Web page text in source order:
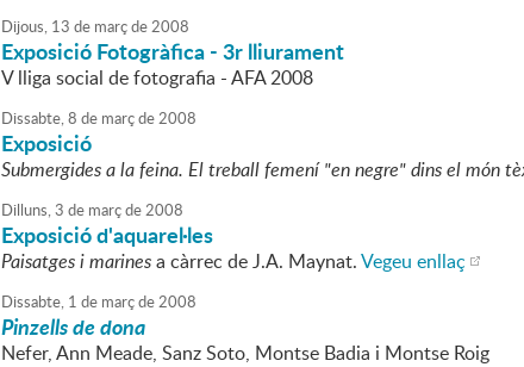
Dijous, 13 de marçde2008
Exposició Fotogràfica - 3r lliurament
V lliga social de fotografia - AFA 2008
Dissabte,8 de marçde2008
Exposició
Submergides a la feina. El treball femení "en negre" dins el món
Dilluns,3 de marçde2008
Exposició d'aquarel·les
Paisatges i marinesa càrrec de J.A. Maynat.Vegeu enllaç
Dissabte, 1 de marçde2008
Pinzells de dona
Nefer, Ann Meade, Sanz Soto, Montse Badia i Montse Roig